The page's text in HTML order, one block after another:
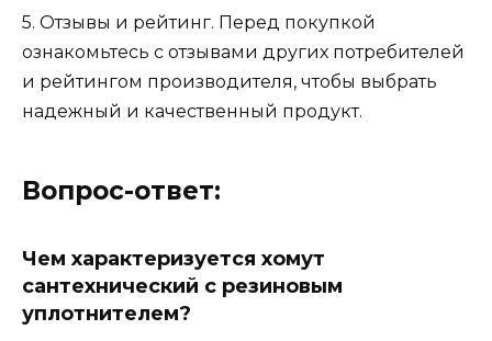
5. Отзывы и рейтинг. Перед покупкой
ознакомьтесь с отзывами других потребителей
и рейтингом производителя, чтобы выбрать
надежный и качественный продукт.
Вопрос-ответ:
Чем характеризуется хомут
сантехнический с резиновым
уплотнителем?